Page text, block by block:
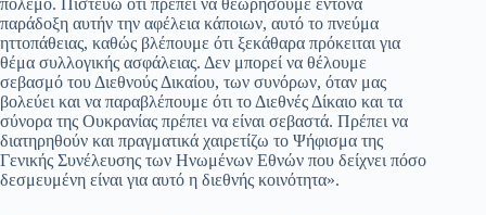
πόλεμο. Πιστεύω ότι πρέπει να θεωρήσουμε έντονα
παράδοξη αυτήν την αφέλεια κάποιων, αυτό το πνεύμα
ηττοπάθειας, καθώς βλέπουμε ότι ξεκάθαρα πρόκειται για
θέμα συλλογικής ασφάλειας. Δεν μπορεί να θέλουμε
σεβασμό του Διεθνούς Δικαίου, των συνόρων, όταν μας
βολεύει και να παραβλέπουμε ότι το Διεθνές Δίκαιο και τα
σύνορα της Ουκρανίας πρέπει να είναι σεβαστά. Πρέπει να
διατηρηθούν και πραγματικά χαιρετίζω το Ψήφισμα της
Γενικής Συνέλευσης των Ηνωμένων Εθνών που δείχνει πόσο
δεσμευμένη είναι για αυτό η διεθνής κοινότητα».